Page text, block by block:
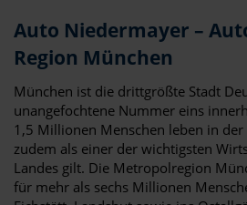
Auto Niedermayer –
Region München
München ist die drittgrößte Stadt
unangefochtene Nummer eins
1,5 Millionen Menschen leben in
zudem als einer der wichtigsten
Landes gilt. Die Metropolregion
für mehr als sechs Millionen